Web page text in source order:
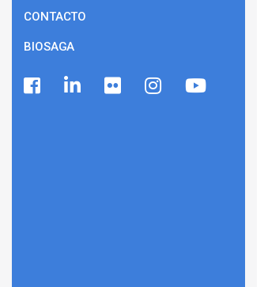
CONTACTO
BIOSAGA